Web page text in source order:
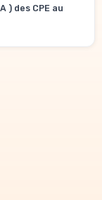
) des CPE au